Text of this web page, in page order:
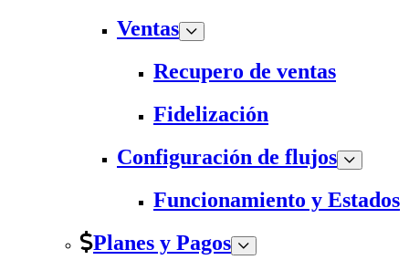
Ventas
Recupero de ventas
Fidelización
Configuración de flujos
Funcionamiento y Estados
Planes y Pagos